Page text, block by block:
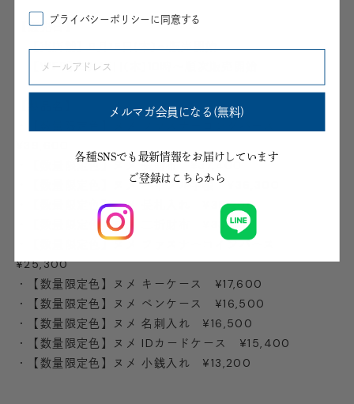
【販売日】
【実店舗】9月15日(木)～販売開始
【WEB】9月15日(木)10時～順次販売開始
・【数量限定色】ヌメ 長財布 ¥37,400
・【数量限定色】ヌメ バイブル手帳 ¥36,300
・【数量限定色】ヌメ 長札入れ ¥35,200
・【数量限定色】ヌメ 二折財布 ¥33,000
・【数量限定色】ヌメ ファスナーコインパース
¥25,300
・【数量限定色】ヌメ キーケース ¥17,600
・【数量限定色】ヌメ ペンケース ¥16,500
・【数量限定色】ヌメ 名刺入れ ¥16,500
・【数量限定色】ヌメ IDカードケース ¥15,400
・【数量限定色】ヌメ 小銭入れ ¥13,200
プライバシーポリシーに同意する
メルマガ会員になる(無料)
各種SNSでも最新情報をお届けしています
ご登録はこちらから